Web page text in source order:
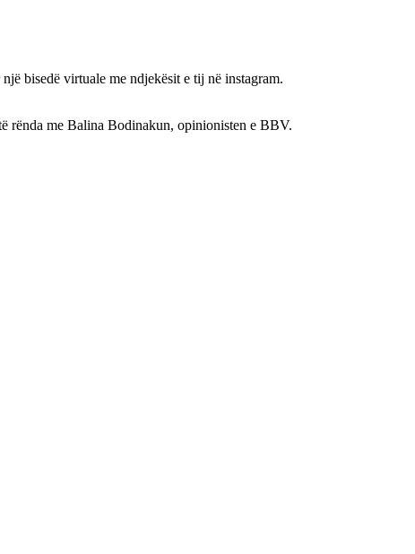
bisedë virtuale me ndjekësit e tij në instagram.
rënda me Balina Bodinakun, opinionisten e BBV.